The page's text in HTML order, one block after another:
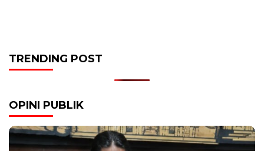
TRENDING POST
OPINI PUBLIK